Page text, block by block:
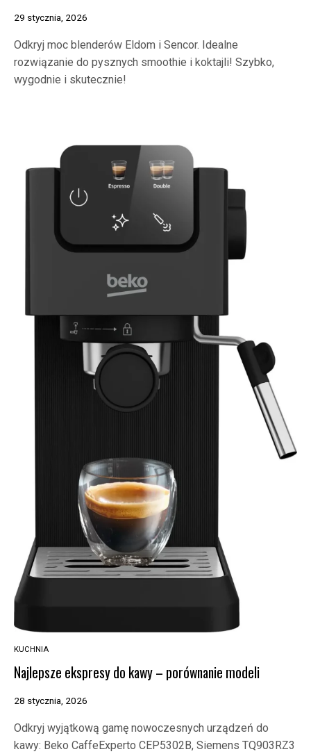
29 stycznia, 2026
Odkryj moc blenderów Eldom i Sencor. Idealne
rozwiązanie do pysznych smoothie i koktajli! Szybko,
wygodnie i skutecznie!
KUCHNIA
Najlepsze ekspresy do kawy – porównanie modeli
28 stycznia, 2026
Odkryj wyjątkową gamę nowoczesnych urządzeń do
kawy: Beko CaffeExperto CEP5302B, Siemens TQ903RZ3